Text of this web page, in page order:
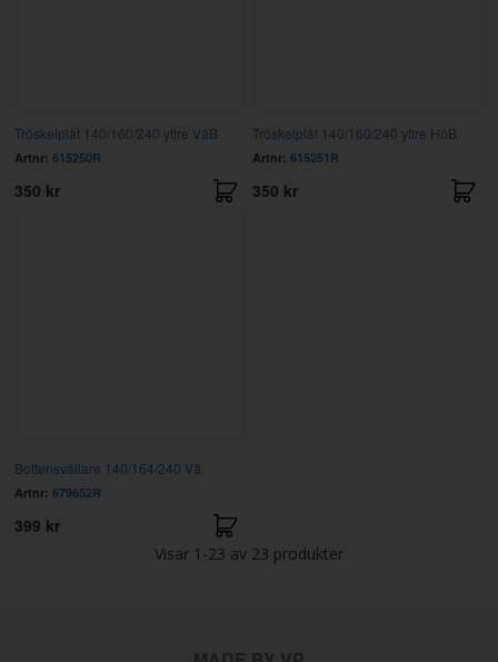
Tröskelplåt 140/160/240 yttre VäB
Artnr: 615250R
350 kr
Tröskelplåt 140/160/240 yttre HöB
Artnr: 615251R
350 kr
Bottensvällare 140/164/240 Vä
Artnr: 679652R
399 kr
Visar 1-23 av 23 produkter